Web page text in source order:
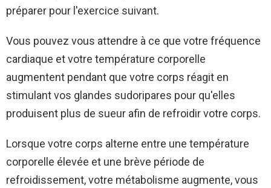
préparer pour l'exercice suivant.
Vous pouvez vous attendre à ce que votre fréquence
cardiaque et votre température corporelle
augmentent pendant que votre corps réagit en
stimulant vos glandes sudoripares pour qu'elles
produisent plus de sueur afin de refroidir votre corps.
Lorsque votre corps alterne entre une température
corporelle élevée et une brève période de
refroidissement, votre métabolisme augmente, vous